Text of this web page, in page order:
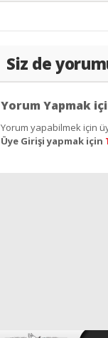
Siz de
Yorum Yapmak
Yorum yapabilmek için
Üye Girişi yapmak için